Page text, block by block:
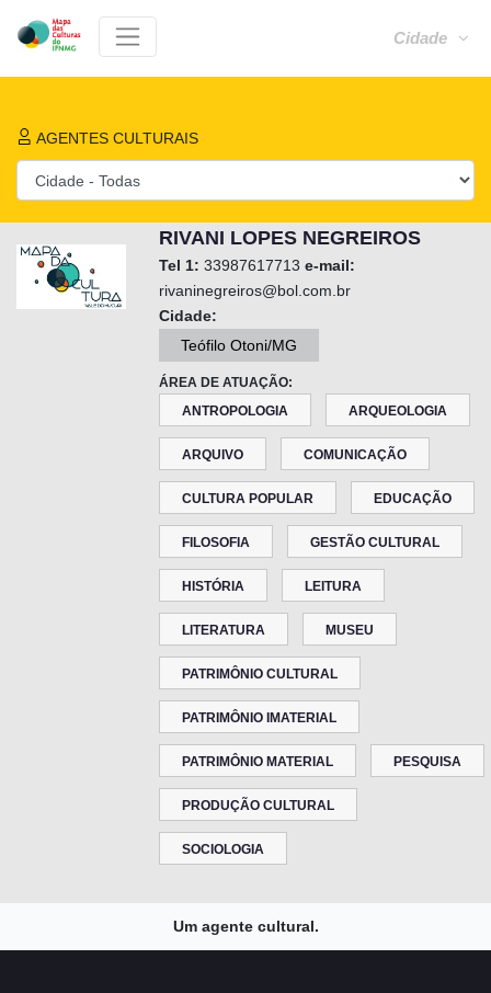
Cidade
AGENTES CULTURAIS
RIVANI LOPES NEGREIROS
Tel 1: 33987617713 e-mail:
rivaninegreiros@bol.com.br
Cidade:
Teófilo Otoni/MG
ÁREA DE ATUAÇÃO:
ANTROPOLOGIA
ARQUEOLOGIA
ARQUIVO COMUNICAÇÃO
CULTURA POPULAR EDUCAÇÃO
FILOSOFIA GESTÃO CULTURAL
HISTÓRIA LEITURA
LITERATURA MUSEU
PATRIMÔNIO CULTURAL
PATRIMÔNIO IMATERIAL
PATRIMÔNIO MATERIAL PESQUISA
PRODUÇÃO CULTURAL
SOCIOLOGIA
Um agente cultural.